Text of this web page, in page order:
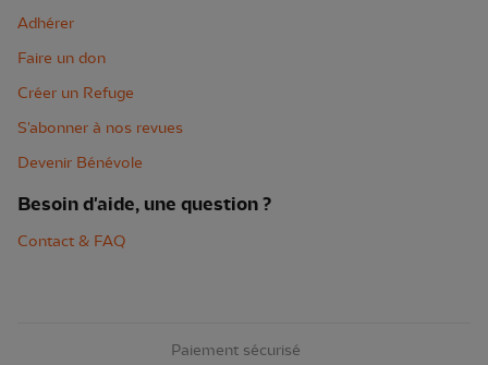
Adhérer
Faire un don
Créer un Refuge
S'abonner à nos revues
Devenir Bénévole
Besoin d'aide, une question ?
Contact & FAQ
Paiement sécurisé